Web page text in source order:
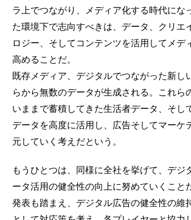
ラ上でつながり、メディア化する時代にな
た環境下で志向すべきは、データ、クリエ
ロジー、そしてコンテンツを活用してメデ
高めることだ。
既存メディア、デジタルでつながった新し
らから無数のデータが生成される。これら
いままで蓄積してきた生活者データ、そし
データを高度に活用し、広告そしてマーケ
元していく考えだという。
もうひとつは、同様に全社を挙げて、デジ
ータ活用の健全性の向上に努めていくこと
発表も踏まえ、デジタル広告の健全性の維